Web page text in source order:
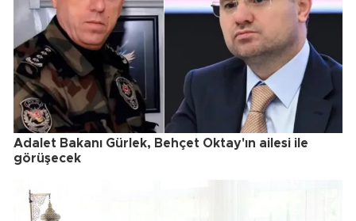
Adalet Bakanı Gürlek, Behçet Oktay'ın ailesi ile
görüşecek